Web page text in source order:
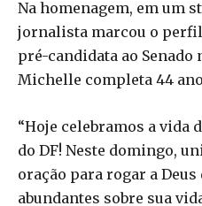
Na homenagem, em um
jornalista marcou o
pré-candidata ao Senado
Michelle completa 44
“Hoje celebramos a vida
do DF! ​Neste domingo,
oração para rogar a
abundantes sobre sua